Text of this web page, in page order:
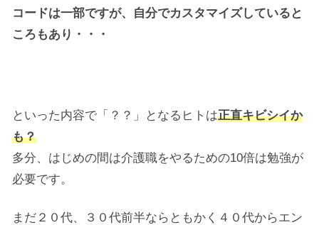
コードは一部ですが、自分でカスタマイズしていると
ころもあり・・・
といった内容で「？？」となるヒトは正直キビシイか
も？
多分、はじめの間は介護職をやるための10倍は勉強が
必要です。
まだ２０代、３０代前半ならともかく４０代からエン